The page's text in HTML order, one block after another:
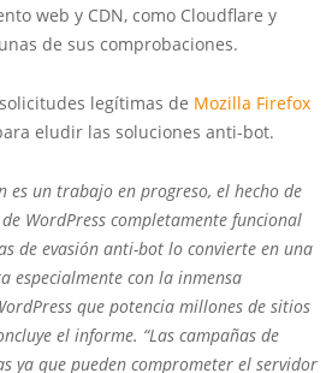
web y CDN, como Cloudflare y
de sus comprobaciones.
legítimas de Mozilla Firefox
eludir las soluciones anti-bot.
es un trabajo en progreso, el hecho de
WordPress completamente funcional
de evasión anti-bot lo convierte en una
especialmente con la inmensa
que potencia millones de sitios
el informe. “Las campañas de
ya que pueden comprometer el servidor